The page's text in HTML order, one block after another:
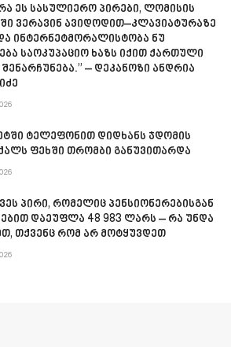
ეს სასულიერო პირები, ლომისის
ვერავინ ავიდოდით–კლავიატურაზე
ინტერნეტმორალისტობა ნუ
საოკუპაციო ხაზს იქით ქართული
– დეკანოზი ანდრია
ტელეფონით დიდხანს ჯდომის
ფეხში თრომბი განუვითარდა
პირი, რომელიც პენსიონერებისგან
დაეუფლა 48 983 ლარს – რა უნდა
თქვენც რომ არ მოტყუვდეთ